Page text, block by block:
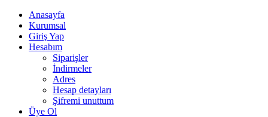
Anasayfa
Kurumsal
Giriş Yap
Hesabım
Siparişler
İndirmeler
Adres
Hesap detayları
Şifremi unuttum
Üye Ol